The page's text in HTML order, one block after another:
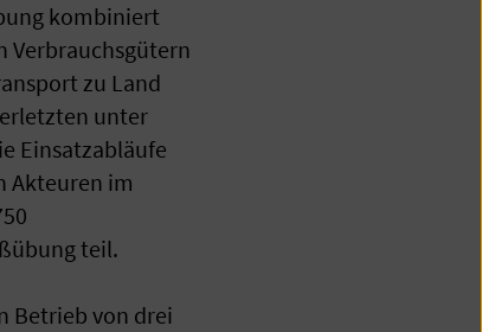
kombiniert
Verbrauchsgütern
zu Land
unter
Einsatzabläufe
Akteuren im
teil.
Betrieb von drei